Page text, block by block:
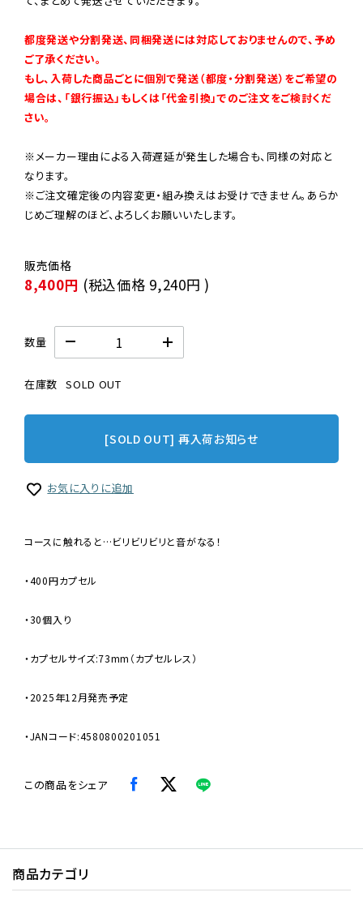
都度発送や分割発送、同梱発送には対応しておりませんので、予め
ご了承ください。
もし、入荷した商品ごとに個別で発送（都度・分割発送）をご希望の
場合は、「銀行振込」もしくは「代金引換」でのご注文をご検討くだ
さい。
※メーカー理由による入荷遅延が発生した場合も、同様の対応と
なります。
※ご注文確定後の内容変更・組み換えはお受けできません。あらか
じめご理解のほど、よろしくお願いいたします。
8,400円 (税込価格 9,240円 )
数量
在庫数 SOLD OUT
[SOLD OUT] 再入荷お知らせ
お気に入りに追加
コースに触れると…ビリビリビリと音がなる！
・400円カプセル
・30個入り
・カプセルサイズ:73mm（カプセルレス）
・2025年12月発売予定
・JANコード:4580800201051
この商品をシェア
商品カテゴリ